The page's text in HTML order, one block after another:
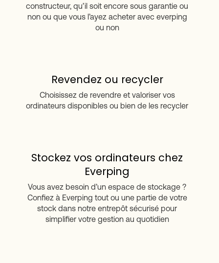
constructeur, qu’il soit encore sous garantie ou
non ou que vous l’ayez acheter avec everping
ou non
Revendez ou recycler
Choisissez de revendre et valoriser vos
ordinateurs disponibles ou bien de les recycler
Stockez vos ordinateurs chez
Everping
Vous avez besoin d’un espace de stockage ?
Confiez à Everping tout ou une partie de votre
stock dans notre entrepôt sécurisé pour
simplifier votre gestion au quotidien